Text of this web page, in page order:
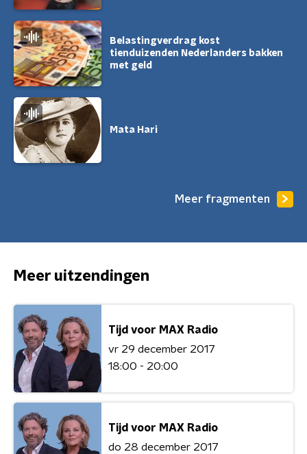
Belastingverdrag kost
tienduizenden Nederlanders bakken
met geld
Mata Hari
Meer fragmenten
Meer uitzendingen
Tijd voor MAX Radio
vr 29 december 2017
18:00 - 20:00
Tijd voor MAX Radio
do 28 december 2017